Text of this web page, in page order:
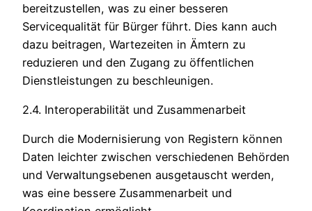
bereitzustellen, was zu einer besseren
Servicequalität für Bürger führt. Dies kann auch
dazu beitragen, Wartezeiten in Ämtern zu
reduzieren und den Zugang zu öffentlichen
Dienstleistungen zu beschleunigen.
2.4. Interoperabilität und Zusammenarbeit
Durch die Modernisierung von Registern können
Daten leichter zwischen verschiedenen Behörden
und Verwaltungsebenen ausgetauscht werden,
was eine bessere Zusammenarbeit und